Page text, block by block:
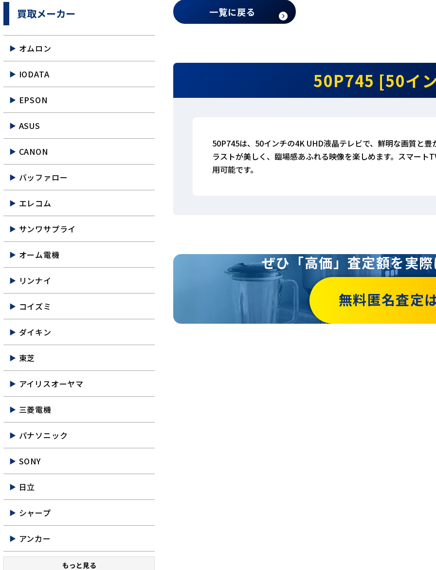
一覧に戻る
50P745 [50イ
50P745は、50インチの4K UHD液晶テレビで、鮮明な画質と
ラストが美しく、臨場感あふれる映像を楽しめます。スマー
用可能です。
ぜひ「高価」査定額を実
無料匿名査定
買取メーカー
オムロン
IODATA
EPSON
ASUS
CANON
バッファロー
エレコム
サンワサプライ
オーム電機
リンナイ
コイズミ
ダイキン
東芝
アイリスオーヤマ
三菱電機
パナソニック
SONY
日立
シャープ
アンカー
もっと見る